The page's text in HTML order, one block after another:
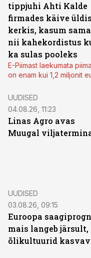
tippjuhi Ahti Kalde
firmades käive
kerkis, kasum
nii kahekordistus
ka sulas pooleks
E-Piimast laekumata
on enam kui 1,2 miljonit
UUDISED
04.08.26, 11:23
Linas Agro avas
Muugal
UUDISED
03.08.26, 09:15
Euroopa
mais langeb järsult,
õlikultuurid